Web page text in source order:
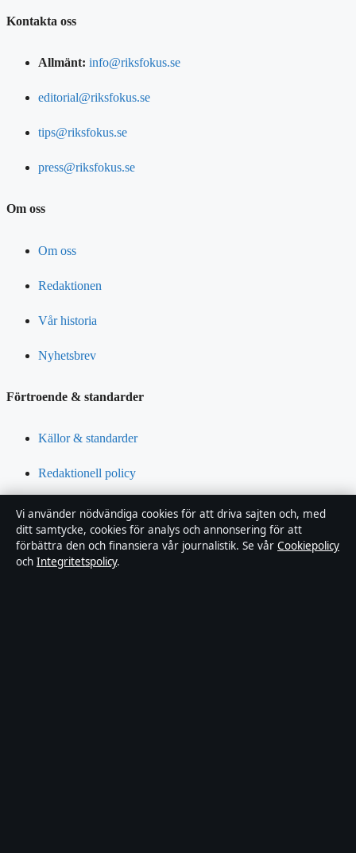
Kontakta oss
Allmänt: info@riksfokus.se
editorial@riksfokus.se
tips@riksfokus.se
press@riksfokus.se
Om oss
Om oss
Redaktionen
Vår historia
Nyhetsbrev
Förtroende & standarder
Källor & standarder
Redaktionell policy
Rättelsepolicy
Tillgänglighetsredogörelse
Vi använder nödvändiga cookies för att driva sajten och, med
ditt samtycke, cookies för analys och annonsering för att
förbättra den och finansiera vår journalistik. Se vår Cookiepolicy
och Integritetspolicy.